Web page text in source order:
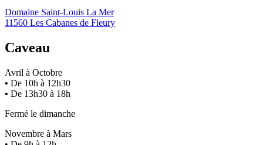
Domaine Saint-Louis La Mer
11560 Les Cabanes de Fleury
Caveau
Avril à Octobre
• De 10h à 12h30
• De 13h30 à 18h
Fermé le dimanche
Novembre à Mars